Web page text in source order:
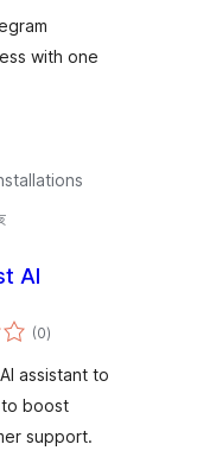
with one
AI
(0total
ratings
)
assistant to
to boost
support.